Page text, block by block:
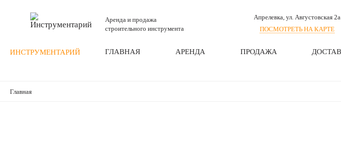
ИНСТРУМЕНТАРИЙ
Аренда и продажа
строительного инструмента
Апрелевка, ул. Августовская 2а
ПОСМОТРЕТЬ НА КАРТЕ
ГЛАВНАЯ АРЕНДА ПРОДАЖА
Главная